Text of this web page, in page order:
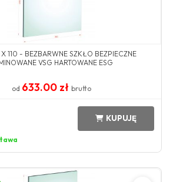
110 - BEZBARWNE SZKŁO BEZPIECZNE
VSG HARTOWANE ESG
od 633.00 zł brutto
KUPUJĘ